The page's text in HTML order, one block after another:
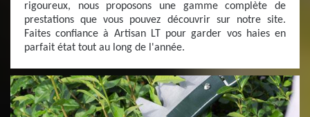
rigoureux, nous proposons une gamme complète de
prestations que vous pouvez découvrir sur notre site.
Faites confiance à Artisan LT pour garder vos haies en
parfait état tout au long de l'année.